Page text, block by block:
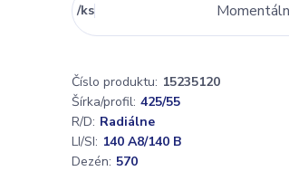
/ks
Číslo produktu: 15235120
Šírka/profil: 425/55
R/D: Radiálne
LI/SI: 140 A8/140 B
Dezén: 570